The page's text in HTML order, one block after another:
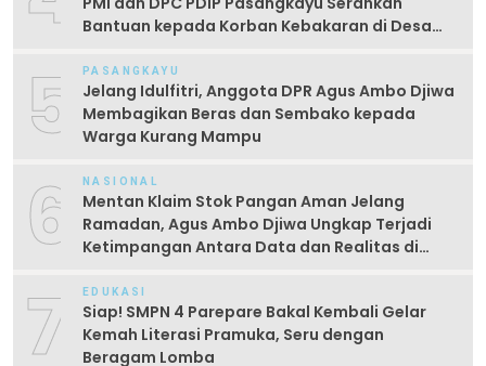
Bantuan kepada Korban Kebakaran di Desa
5 PASANGKAYU
Jelang Idulfitri, Anggota DPR Agus Ambo Djiwa
Membagikan Beras dan Sembako kepada
Warga Kurang Mampu
6 NASIONAL
Mentan Klaim Stok Pangan Aman Jelang
Ramadan, Agus Ambo Djiwa Ungkap Terjadi
Ketimpangan Antara Data dan Realitas di
7 EDUKASI
Siap! SMPN 4 Parepare Bakal Kembali Gelar
Kemah Literasi Pramuka, Seru dengan
Beragam Lomba